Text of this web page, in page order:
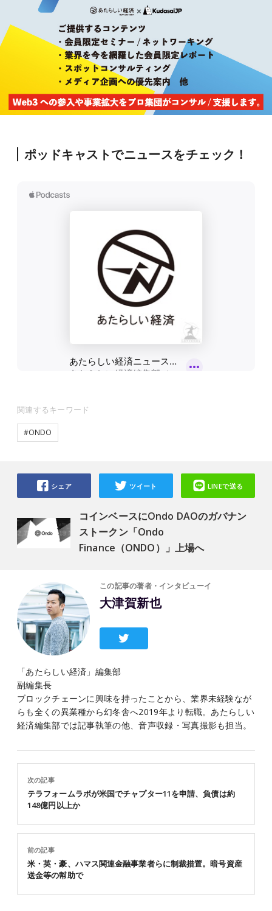
ポッドキャストでニュースをチェック！
関連するキーワード
#ONDO
コインベースにOndo DAOのガバナン
ストークン「Ondo
Finance（ONDO）」上場へ
シェア ツイート LINEで送る
この記事の著者・インタビューイ
大津賀新也
「あたらしい経済」編集部
副編集長
ブロックチェーンに興味を持ったことから、業界未経験なが
らも全くの異業種から幻冬舎へ2019年より転職。あたらしい
経済編集部では記事執筆の他、音声収録・写真撮影も担当。
前の記事
米・英・豪、ハマス関連金融事業者らに制裁措置。暗号資産
送金等の幇助で
次の記事
テラフォームラボが米国でチャプター11を申請、負債は約
148億円以上か